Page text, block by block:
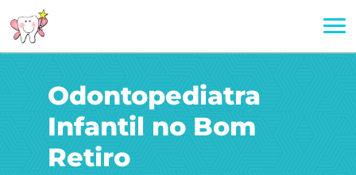
Odontopediatra
Infantil no Bom
Retiro